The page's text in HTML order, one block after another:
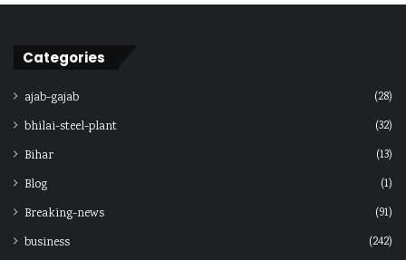
Categories
ajab-gajab
(28)
bhilai-steel-plant
(32)
Bihar
(13)
Blog
(1)
Breaking-news
(91)
business
(242)